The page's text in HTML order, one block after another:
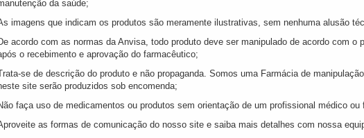
da saúde;
imagens que indicam os produtos são meramente ilustrativas, sem nenhuma alusão
acordo com as normas da Anvisa, todo produto deve ser manipulado de acordo com o
o recebimento e aprovação do farmacêutico;
se de descrição do produto e não propaganda. Somos uma Farmácia de
site serão produzidos sob encomenda;
faça uso de medicamentos ou produtos sem orientação de um profissional médico ou
as formas de comunicação do nosso site e saiba mais detalhes com nossa